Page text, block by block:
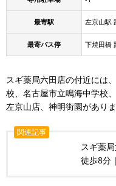
最寄駅 左京山駅
最寄バス停 下焼田橋
スギ薬局六田店の付近には
校、名古屋市立鳴海中学校
左京山店、神明街園がありま
関連記事
スギ薬
徒歩8分